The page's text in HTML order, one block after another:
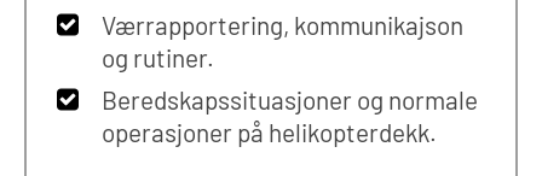
Værrapportering, kommunikajson
og rutiner.
Beredskapssituasjoner og normale
operasjoner på helikopterdekk.